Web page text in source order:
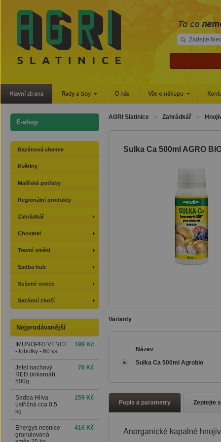
AGRI Slatinice Zahrádkář
Sulka Ca 500ml AGRO
Varianty
Název
Sulka Ca 500ml Agrobio
Popis a parametry Zeptejte
Anorganické kapalné
E-shop
Bazénová chemie
Květiny
Malířské potřeby
Regionální produkty
Zahrádkář
Chovatel
Travní směsi
Sadba hub
Sušené ovoce
Sezónní zboží
Nejprodávanější
IMUNOPREVENCE
- tobolky - 60 ks
199 Kč
Jetel nachový
RED (inkarnát)
500g
76 Kč
Sadba Hlíva
ústřičná cca 0,5
kg
159 Kč
Energys nosnice
granulovaná
416 Kč
To co
Hlavní strana Rady a tipy O nás Vše o nákupu